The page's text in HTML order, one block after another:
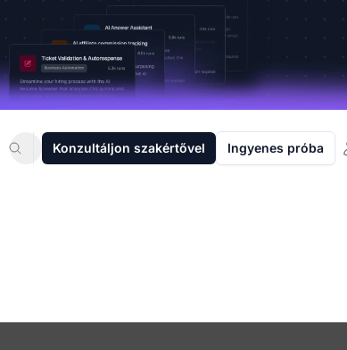
Konzultáljon szakértővel Ingyenes próba